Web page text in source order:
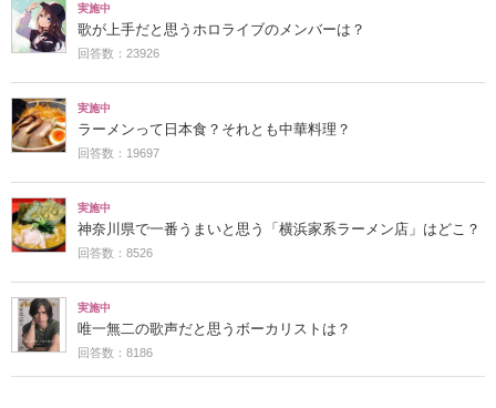
実施中
歌が上手だと思うホロライブのメンバーは？
回答数：23926
実施中
ラーメンって日本食？それとも中華料理？
回答数：19697
実施中
神奈川県で一番うまいと思う「横浜家系ラーメン店」はどこ？
回答数：8526
実施中
唯一無二の歌声だと思うボーカリストは？
回答数：8186